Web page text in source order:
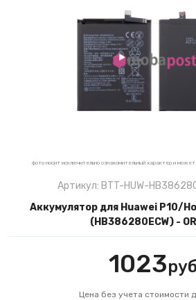
фото носит исключительно ознакомительный характер и может
Артикул: BTT-HUW-
Аккумулятор для Huawei P10/
(HB386280ECW) -
1023
Цена без учета стоимости